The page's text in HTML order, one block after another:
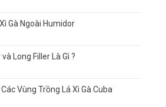
Gà Ngoài Humidor
Long Filler Là Gì ?
Vùng Trồng Lá Xì Gà Cuba